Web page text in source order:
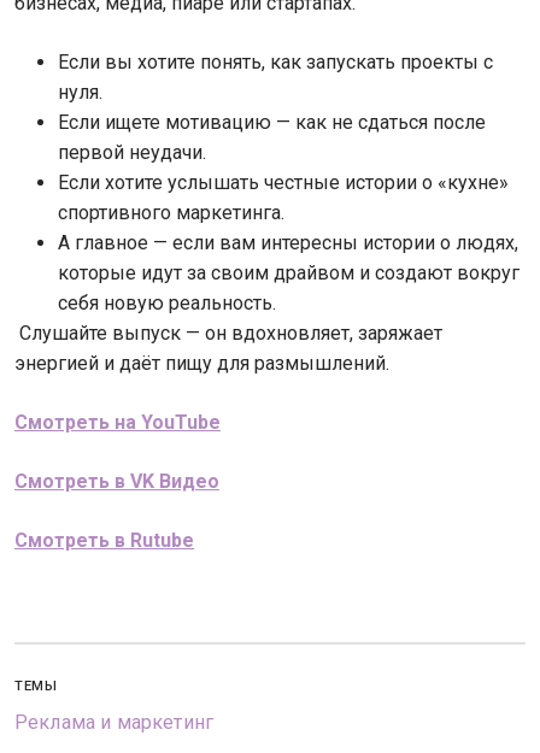
Если вы хотите понять, как запускать проекты с
нуля.
Если ищете мотивацию — как не сдаться после
первой неудачи.
Если хотите услышать честные истории о «кухне»
спортивного маркетинга.
А главное — если вам интересны истории о людях,
которые идут за своим драйвом и создают вокруг
себя новую реальность.
Слушайте выпуск — он вдохновляет, заряжает
энергией и даёт пищу для размышлений.
Смотреть на YouTube
Cмотреть в VK Видео
Смотреть в Rutube
ТЕМЫ
Реклама и маркетинг